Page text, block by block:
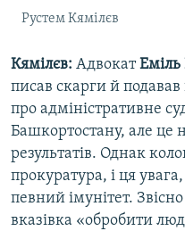
Рустем Кямілєв
Кямілєв: АдвокатЕміль
писав скарги й подавав
про адміністративне
Башкортостану, але це
результатів. Однак
прокуратура, і ця
певний імунітет.
вказівка «обробити